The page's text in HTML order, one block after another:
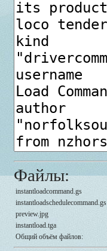
Файлы:
instantloadcommand.gs
instantloadschedulecommand.gs
preview.jpg
instantload.tga
Общий объём файлов: